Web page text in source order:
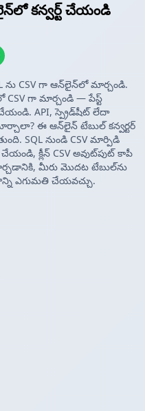
కన్వర్ట్ చేయండి
ను CSV గా ఆన్‌లైన్‌లో మార్చండి.
CSV గా మార్చండి — పేస్ట్
API, స్ప్రెడ్‌షీట్ లేదా
ఈ ఆన్‌లైన్ టేబుల్ కన్వర్టర్
SQL నుండి CSV మార్పిడి
క్లీన్ CSV అవుట్‌పుట్ కాపీ
మీరు మొదట టేబుల్‌ను
ఎగుమతి చేయవచ్చు.